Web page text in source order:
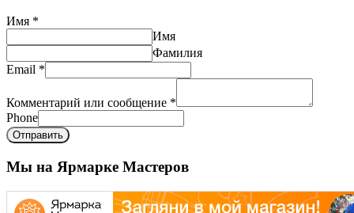
Имя *
Имя
Фамилия
Email *
Комментарий или сообщение *
Phone
Отправить
Мы на Ярмарке Мастеров